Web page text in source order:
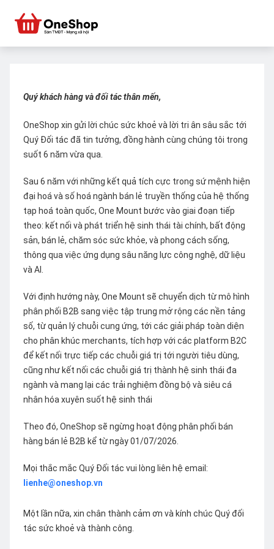
Quý khách hàng và đối tác thân mến,
OneShop xin gửi lời chúc sức khoẻ và lời tri ân sâu sắc tới
Quý Đối tác đã tin tưởng, đồng hành cùng chúng tôi trong
suốt 6 năm vừa qua.
Sau 6 năm với những kết quả tích cực trong sứ mệnh hiện
đại hoá và số hoá ngành bán lẻ truyền thống của hệ thống
tạp hoá toàn quốc, One Mount bước vào giai đoạn tiếp
theo: kết nối và phát triển hệ sinh thái tài chính, bất động
sản, bán lẻ, chăm sóc sức khỏe, và phong cách sống,
thông qua việc ứng dụng sâu năng lực công nghệ, dữ liệu
và AI.
Với định hướng này, One Mount sẽ chuyển dịch từ mô hình
phân phối B2B sang việc tập trung mở rộng các nền tảng
số, từ quản lý chuỗi cung ứng, tới các giải pháp toàn diện
cho phân khúc merchants, tích hợp với các platform B2C
để kết nối trực tiếp các chuỗi giá trị tới người tiêu dùng,
cũng như kết nối các chuỗi giá trị thành hệ sinh thái đa
ngành và mang lại các trải nghiệm đồng bộ và siêu cá
nhân hóa xuyên suốt hệ sinh thái
Theo đó, OneShop sẽ ngừng hoạt động phân phối bán
hàng bán lẻ B2B kể từ ngày 01/07/2026.
Mọi thắc mắc Quý Đối tác vui lòng liên hệ email:
lienhe@oneshop.vn
Một lần nữa, xin chân thành cảm ơn và kính chúc Quý đối
tác sức khoẻ và thành công.